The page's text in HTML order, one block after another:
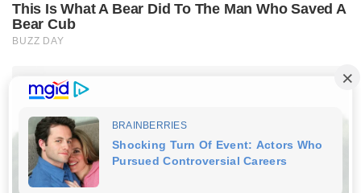
This Is What A Bear Did To The Man Who Saved A
Bear Cub
BUZZ DAY